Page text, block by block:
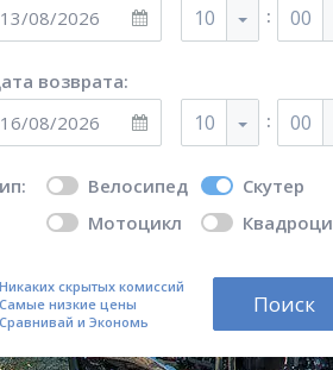
10 : 00
возврата:
10 : 00
Велосипед
Скутер
Мотоцикл
Квадроцикл
Никаких скрытых комиссий
Самые низкие цены
Сравнивай и Экономь
Поиск